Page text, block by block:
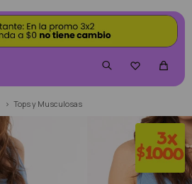

Tops y Musculosas